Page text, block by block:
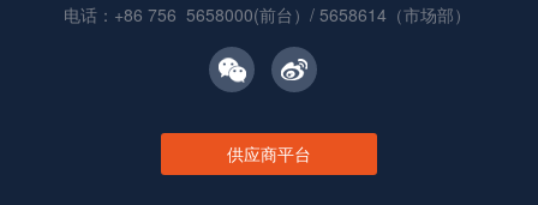
电话：+86 756 5658000(前台）/ 5658614（市场部）
供应商平台